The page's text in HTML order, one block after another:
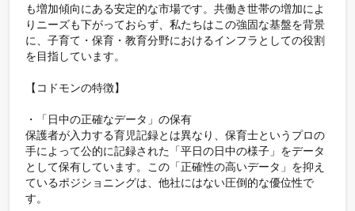
も増加傾向にある安定的な市場です。共働き世帯の増加によ
りニーズも下がっておらず、私たちはこの強固な基盤を背景
に、子育て・保育・教育分野におけるインフラとしての役割
を目指しています。
【コドモンの特徴】
・「日中の正確なデータ」の保有
保護者が入力する育児記録とは異なり、保育士というプロの
手によって公的に記録された「平日の日中の様子」をデータ
として保有しています。この「正確性の高いデータ」を抑え
ているポジショニングは、他社にはない圧倒的な優位性で
す。